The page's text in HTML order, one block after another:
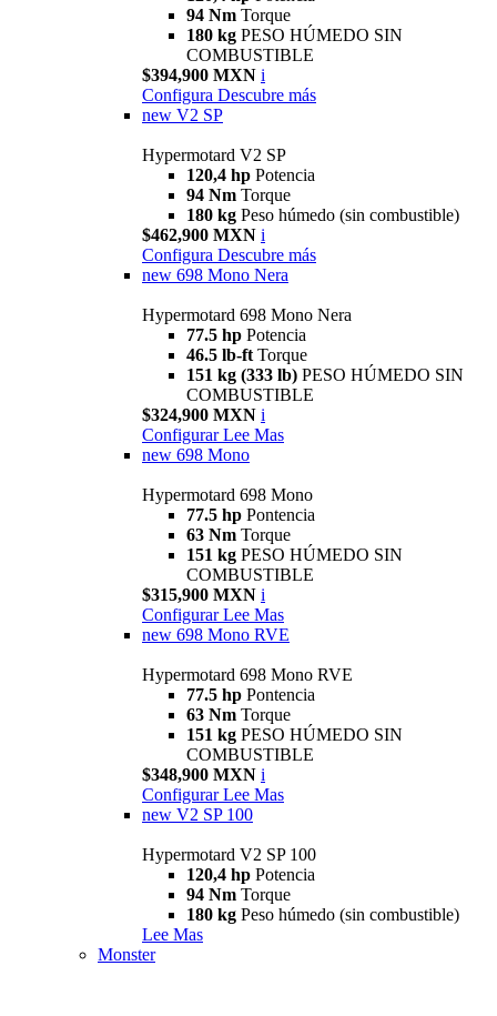
94 Nm Torque
180 kg PESO HÚMEDO SIN
COMBUSTIBLE
$394,900 MXN i
Configura Descubre más
new V2 SP
Hypermotard V2 SP
120,4 hp Potencia
94 Nm Torque
180 kg Peso húmedo (sin combustible)
$462,900 MXN i
Configura Descubre más
new 698 Mono Nera
Hypermotard 698 Mono Nera
77.5 hp Potencia
46.5 lb-ft Torque
151 kg (333 lb) PESO HÚMEDO SIN
COMBUSTIBLE
$324,900 MXN i
Configurar Lee Mas
new 698 Mono
Hypermotard 698 Mono
77.5 hp Pontencia
63 Nm Torque
151 kg PESO HÚMEDO SIN
COMBUSTIBLE
$315,900 MXN i
Configurar Lee Mas
new 698 Mono RVE
Hypermotard 698 Mono RVE
77.5 hp Pontencia
63 Nm Torque
151 kg PESO HÚMEDO SIN
COMBUSTIBLE
$348,900 MXN i
Configurar Lee Mas
new V2 SP 100
Hypermotard V2 SP 100
120,4 hp Potencia
94 Nm Torque
180 kg Peso húmedo (sin combustible)
Lee Mas
Monster